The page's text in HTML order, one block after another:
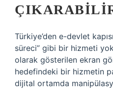
Türkiye’den e-devlet
süreci” gibi bir hizmeti
olarak gösterilen ekran
hedefindeki bir hizmetin
dijital ortamda